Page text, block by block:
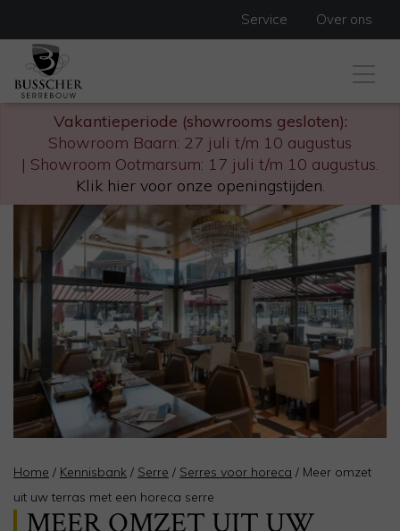
Vakantieperiode (showrooms gesloten):
Showroom Baarn: 27 juli t/m 10 augustus
| Showroom Ootmarsum: 17 juli t/m 10 augustus.
Klik hier voor onze openingstijden.
Service Over ons
Home / Kennisbank / Serre / Serres voor horeca / Meer omzet
uit uw terras met een horeca serre
MEER OMZET UIT UW